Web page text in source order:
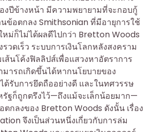
งปีข้างหน้า มีความพยายามที่จะกอบกู้
นข้อตกลง Smithsonian ที่มีอายุการใช้
ม่ก็ไม่ได้ผลดีไปกว่า Bretton Woods
วดเร็ว ระบบการเงินโลกหลังสงคราม
ส้นโค้งฟิลลิปส์เพื่อแสวงหาอัตราการ
มารถเกิดขึ้นได้หากนโยบายของ
ด้รับการยึดถืออย่างดี และในทศวรรษ
รัฐก็ถูกตรึงไว้—ถึงแม้จะเล็กน้อยมาก—
ตกลงของ Bretton Woods ดังนั้น เรื่อง
จึงเป็นส่วนหนึ่งเกี่ยวกับการล่ม